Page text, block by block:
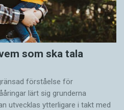
som ska tala
förståelse för
lärt sig grunderna
utvecklas ytterligare i takt med